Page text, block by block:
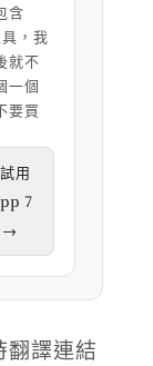
含
，我
就不
一個
要買
用
7
→
譯連結